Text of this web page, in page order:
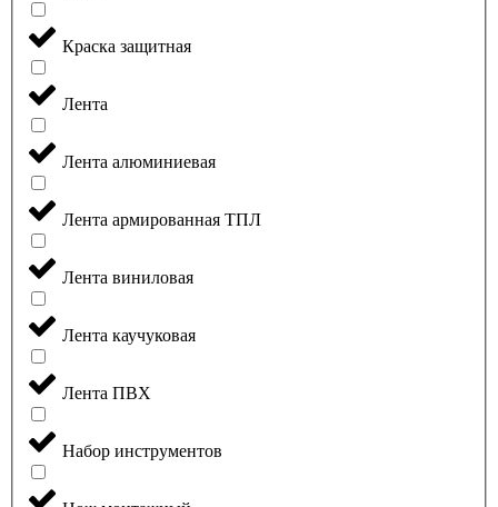
Краска защитная
Лента
Лента алюминиевая
Лента армированная ТПЛ
Лента виниловая
Лента каучуковая
Лента ПВХ
Набор инструментов